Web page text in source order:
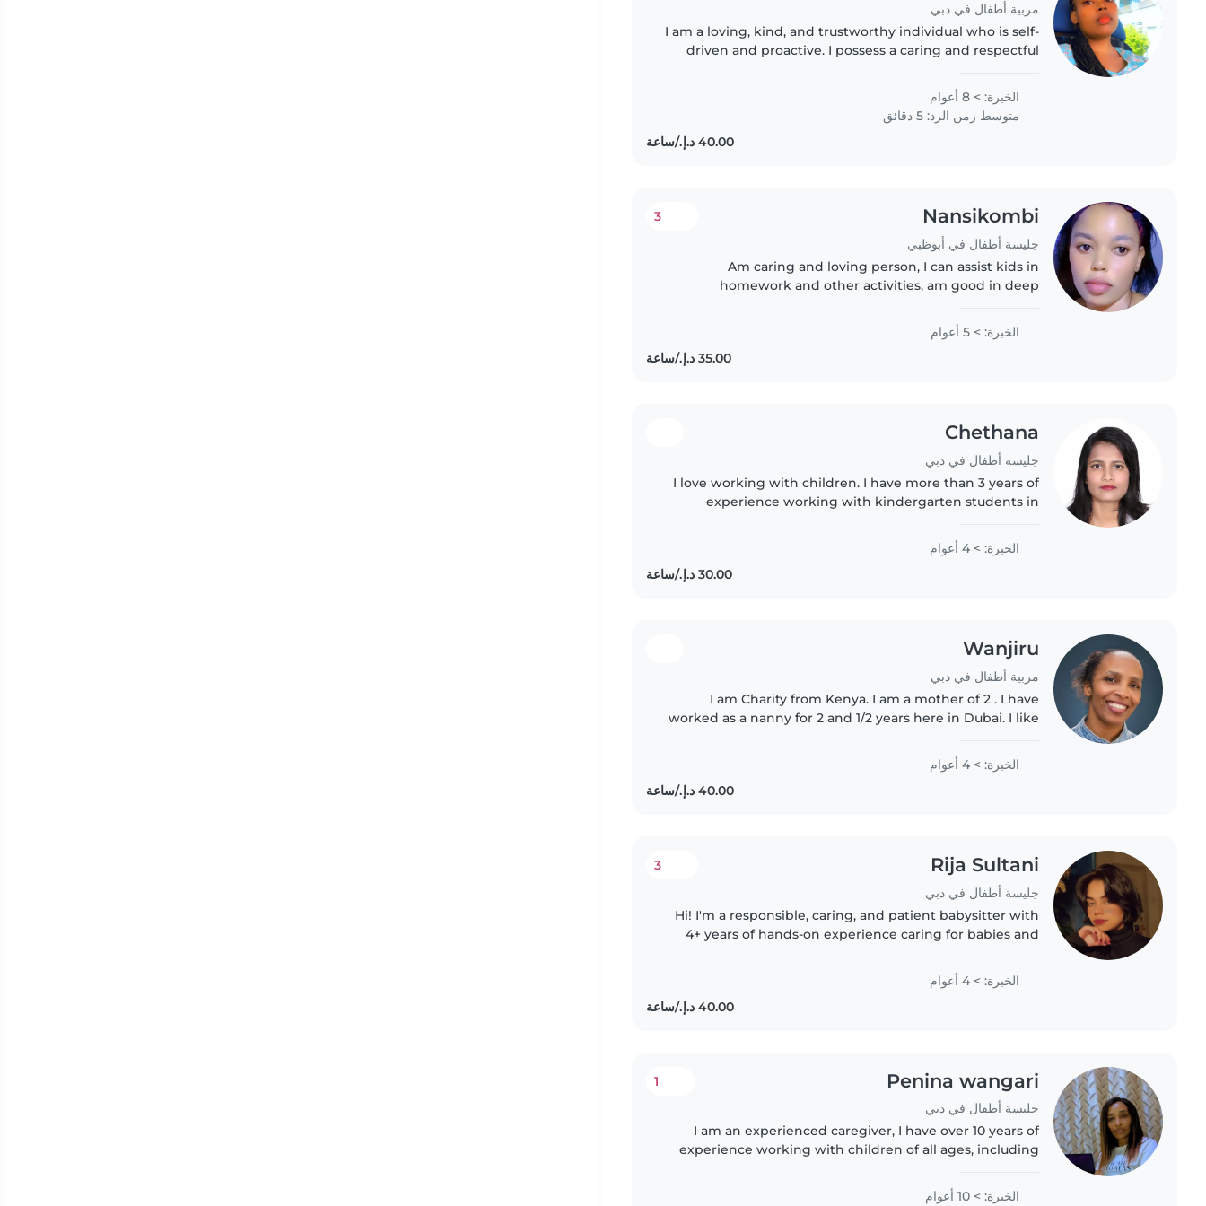
مربية أطفال في دبي
I am a loving, kind, and trustworthy individual who is self-
driven and proactive. I possess a caring and respectful
creativity..
الخبرة: > 8 أعوام
متوسط زمن الرد: 5 دقائق
Nansikombi
جليسة أطفال في أبوظبي
3
Am caring and loving person, I can assist kids in
homework and other activities, am good in deep
and keeping time in everything,..
الخبرة: > 5 أعوام
Chethana
جليسة أطفال في دبي
I love working with children. I have more than 3 years of
experience working with kindergarten students in
crafts. I'm looking..
الخبرة: > 4 أعوام
Wanjiru
مربية أطفال في دبي
I am Charity from Kenya. I am a mother of 2 . I have
worked as a nanny for 2 and 1/2 years here in Dubai. I like
الخبرة: > 4 أعوام
Rija Sultani
جليسة أطفال في دبي
3
Hi! I'm a responsible, caring, and patient babysitter with
4+ years of hands-on experience caring for babies and
الخبرة: > 4 أعوام
Penina wangari
جليسة أطفال في دبي
1
I am an experienced caregiver, I have over 10 years of
experience working with children of all ages, including
teenagers. I'm..
الخبرة: > 10 أعوام